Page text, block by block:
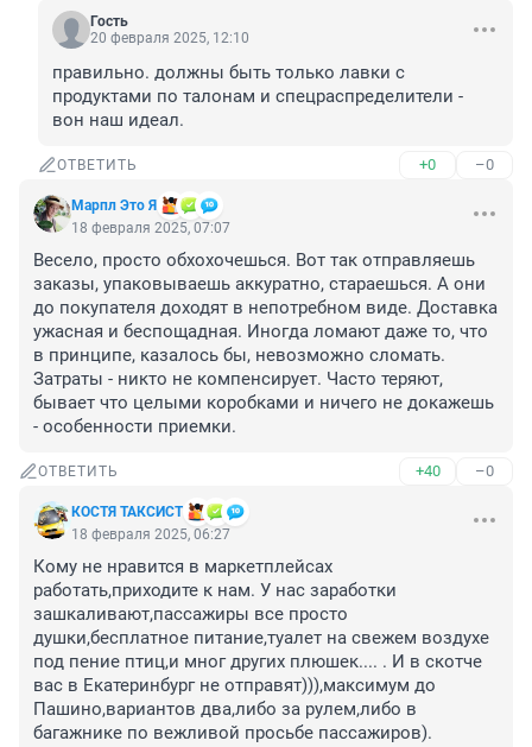
Гость
20 февраля 2025, 12:10
правильно. должны быть только лавки с
продуктами по талонам и спецраспределители -
вон наш идеал.
ОТВЕТИТЬ +0 –0
Марпл Это Я
18 февраля 2025, 07:07
Весело, просто обхохочешься. Вот так отправляешь
заказы, упаковываешь аккуратно, стараешься. А они
до покупателя доходят в непотребном виде. Доставка
ужасная и беспощадная. Иногда ломают даже то, что
в принципе, казалось бы, невозможно сломать.
Затраты - никто не компенсирует. Часто теряют,
бывает что целыми коробками и ничего не докажешь
- особенности приемки.
ОТВЕТИТЬ +40 –0
КОСТЯ ТАКСИСТ
18 февраля 2025, 06:27
Кому не нравится в маркетплейсах
работать,приходите к нам. У нас заработки
зашкаливают,пассажиры все просто
душки,бесплатное питание,туалет на свежем воздухе
под пение птиц,и мног других плюшек.... . И в скотче
вас в Екатеринбург не отправят))),максимум до
Пашино,вариантов два,либо за рулем,либо в
багажнике по вежливой просьбе пассажиров).